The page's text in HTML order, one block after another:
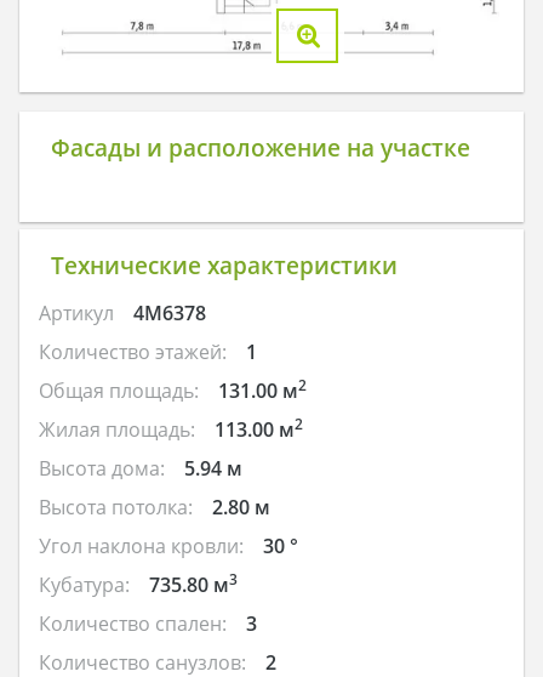
Фасады и расположение на участке
Технические характеристики
Артикул
4M6378
Количество этажей:
1
Общая площадь:
131.00 м2
Жилая площадь: 113.00 м2
Высота дома:
5.94 м
Высота потолка:
2.80 м
Угол наклона кровли:
30 °
Кубатура:
735.80 м3
Количество спален:
3
Количество санузлов:
2